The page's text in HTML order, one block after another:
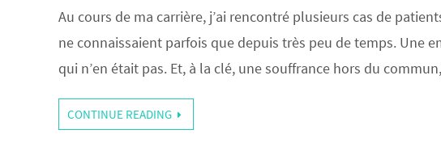
Au cours de ma carrière, j’ai rencontré plusieurs cas de
ne connaissaient parfois que depuis très peu de temps. Une
qui n’en était pas. Et, à la clé, une souffrance hors du
CONTINUE READING